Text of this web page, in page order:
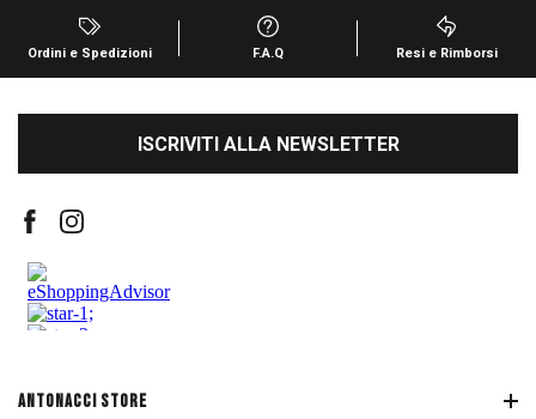
Ordini e Spedizioni F.A.Q Resi e Rimborsi
ISCRIVITI ALLA NEWSLETTER
ANTONACCI STORE